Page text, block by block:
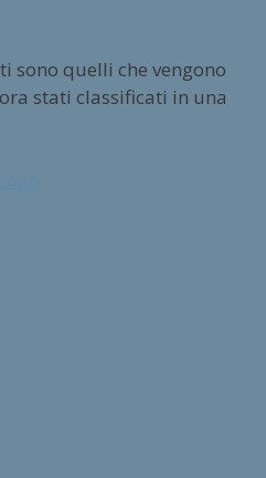
sono quelli che vengono
stati classificati in una